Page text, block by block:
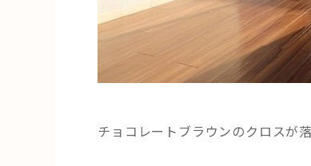
チョコレートブラウンのクロスが